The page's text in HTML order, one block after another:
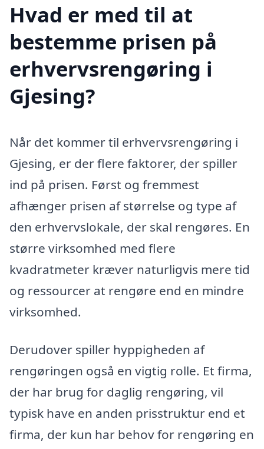
Hvad er med til at
bestemme prisen på
erhvervsrengøring i
Gjesing?
Når det kommer til erhvervsrengøring i
Gjesing, er der flere faktorer, der spiller
ind på prisen. Først og fremmest
afhænger prisen af størrelse og type af
den erhvervslokale, der skal rengøres. En
større virksomhed med flere
kvadratmeter kræver naturligvis mere tid
og ressourcer at rengøre end en mindre
virksomhed.
Derudover spiller hyppigheden af
rengøringen også en vigtig rolle. Et firma,
der har brug for daglig rengøring, vil
typisk have en anden prisstruktur end et
firma, der kun har behov for rengøring en